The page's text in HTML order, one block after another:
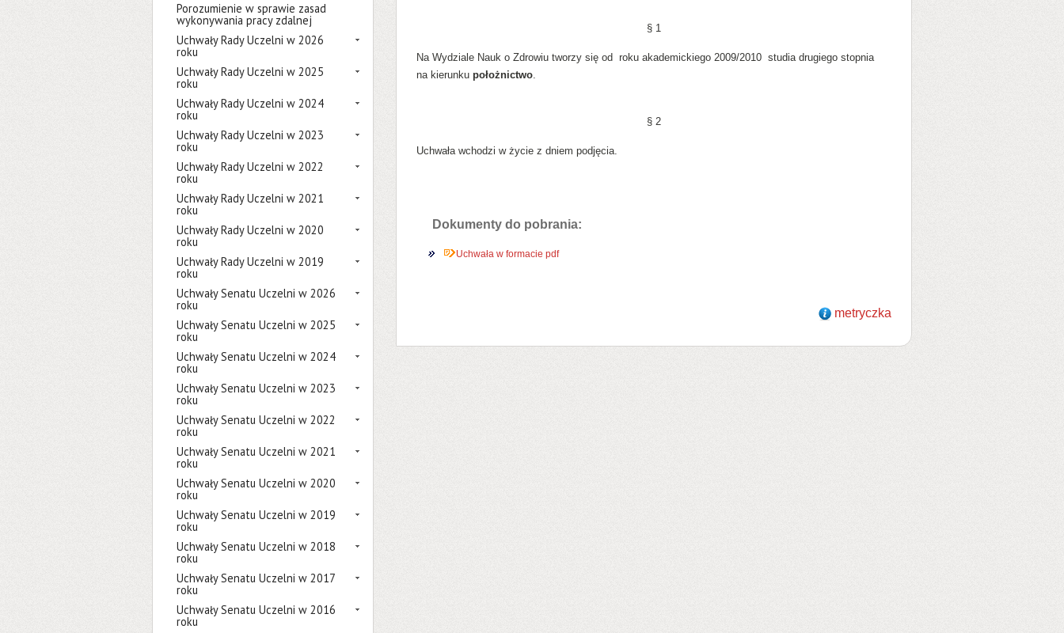
Porozumienie w sprawie zasad
wykonywania pracy zdalnej
Uchwały Rady Uczelni w 2026
roku
Uchwały Rady Uczelni w 2025
roku
Uchwały Rady Uczelni w 2024
roku
Uchwały Rady Uczelni w 2023
roku
Uchwały Rady Uczelni w 2022
roku
Uchwały Rady Uczelni w 2021
roku
Uchwały Rady Uczelni w 2020
roku
Uchwały Rady Uczelni w 2019
roku
Uchwały Senatu Uczelni w 2026
roku
Uchwały Senatu Uczelni w 2025
roku
Uchwały Senatu Uczelni w 2024
roku
Uchwały Senatu Uczelni w 2023
roku
Uchwały Senatu Uczelni w 2022
roku
Uchwały Senatu Uczelni w 2021
roku
Uchwały Senatu Uczelni w 2020
roku
Uchwały Senatu Uczelni w 2019
roku
Uchwały Senatu Uczelni w 2018
roku
Uchwały Senatu Uczelni w 2017
roku
Uchwały Senatu Uczelni w 2016
roku
§ 1
Na Wydziale Nauk o Zdrowiu tworzy się od roku akademickiego 2009/2010 studia drugiego stopnia
na kierunku położnictwo.
§ 2
Uchwała wchodzi w życie z dniem podjęcia.
Dokumenty do pobrania:
Uchwała w formacie pdf
metryczka